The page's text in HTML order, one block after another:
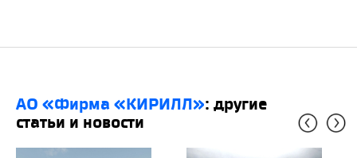
АО «Фирма «КИРИЛЛ»: другие
статьи и новости